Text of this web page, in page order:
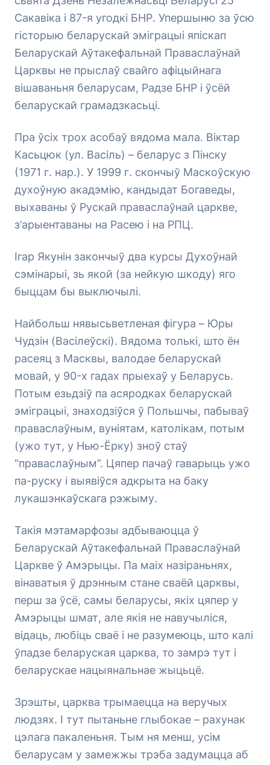
Сакавіка і 87-я угодкі БНР. Упершыню за ўсю
гісторыю беларускай эміграцыі япіскап
Беларускай Аўтакефальнай Праваслаўнай
Царквы не прыслаў свайго афіцыйнага
вішаваньня беларусам, Радзе БНР і ўсёй
беларускай грамадзкасьці.
Пра ўсіх трох асобаў вядома мала. Віктар
Касьцюк (ул. Васіль) – беларус з Пінску
(1971 г. нар.). У 1999 г. скончыў Маскоўскую
духоўную акадэмію, кандыдат Богаведы,
выхаваны ў Рускай праваслаўнай царкве,
з’арыентаваны на Расею і на РПЦ.
Ігар Якунін закончыў два курсы Духоўнай
сэмінарыі, зь якой (за нейкую шкоду) яго
быццам бы выключылі.
Найбольш нявысьветленая фігура – Юры
Чудзін (Васілеўскі). Вядома толькі, што ён
расеяц з Масквы, валодае беларускай
мовай, у 90-х гадах прыехаў у Беларусь.
Потым езьдзіў па асяродках беларускай
эміграцыі, знаходзіўся ў Польшчы, пабываў
праваслаўным, вуніятам, католікам, потым
(ужо тут, у Нью-Ёрку) зноў стаў
“праваслаўным”. Цяпер пачаў гаварыць ужо
па-руску і выявіўся адкрыта на баку
лукашэнкаўскага рэжыму.
Такія мэтамарфозы адбываюцца ў
Беларускай Аўтакефальнай Праваслаўнай
Царкве ў Амэрыцы. Па маіх назіраньнях,
вінаватыя ў дрэнным стане сваёй царквы,
перш за ўсё, самы беларусы, якіх цяпер у
Амэрыцы шмат, але якія не навучыліся,
відаць, любіць сваё і не разумеюць, што калі
ўпадзе беларуская царква, то замрэ тут і
беларускае нацыянальнае жыцьцё.
Зрэшты, царква трымаецца на веручых
людзях. І тут пытаньне глыбокае – рахунак
цэлага пакаленьня. Тым ня менш, усім
беларусам у замежжы трэба задумацца аб